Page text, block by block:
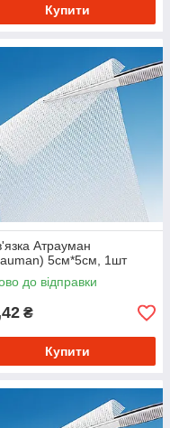
Купити
Атрауман
5см*5см, 1шт
до відправки
₴
Купити